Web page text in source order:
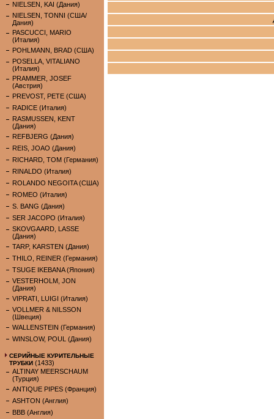
NIELSEN, KAI (Дания)
NIELSEN, TONNI (США/
Дания)
PASCUCCI, MARIO
(Италия)
POHLMANN, BRAD (США)
POSELLA, VITALIANO
(Италия)
PRAMMER, JOSEF
(Австрия)
PREVOST, PETE (США)
RADICE (Италия)
RASMUSSEN, KENT
(Дания)
REFBJERG (Дания)
REIS, JOAO (Дания)
RICHARD, TOM (Германия)
RINALDO (Италия)
ROLANDO NEGOITA (США)
ROMEO (Италия)
S. BANG (Дания)
SER JACOPO (Италия)
SKOVGAARD, LASSE
(Дания)
TARP, KARSTEN (Дания)
THILO, REINER (Германия)
TSUGE IKEBANA (Япония)
VESTERHOLM, JON
(Дания)
VIPRATI, LUIGI (Италия)
VOLLMER & NILSSON
(Швеция)
WALLENSTEIN (Германия)
WINSLOW, POUL (Дания)
СЕРИЙНЫЕ КУРИТЕЛЬНЫЕ
ТРУБКИ (1433)
ALTINAY MEERSCHAUM
(Турция)
ANTIQUE PIPES (Франция)
ASHTON (Англия)
BBB (Англия)